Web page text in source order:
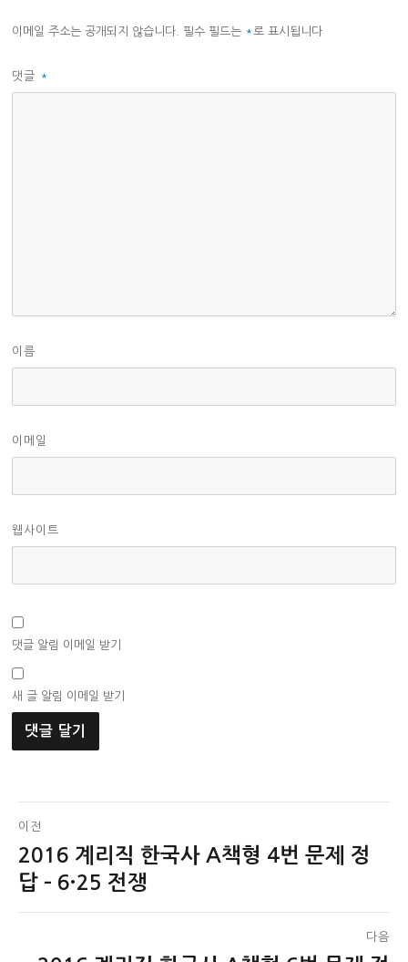
이메일 주소는 공개되지 않습니다. 필수 필드는 *로 표시됩니다
댓글 *
이름
이메일
웹사이트
댓글 알림 이메일 받기
새 글 알림 이메일 받기
글
탐
색
이전
이
전
2016 계리직 한국사 A책형 4번 문제 정
답 – 6·25 전쟁
다음